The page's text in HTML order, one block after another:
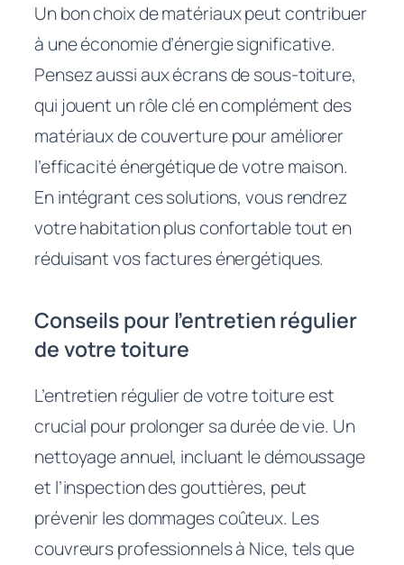
Un bon choix de matériaux peut contribuer
à une économie d’énergie significative.
Pensez aussi aux écrans de sous-toiture,
qui jouent un rôle clé en complément des
matériaux de couverture pour améliorer
l’efficacité énergétique de votre maison.
En intégrant ces solutions, vous rendrez
votre habitation plus confortable tout en
réduisant vos factures énergétiques.
Conseils pour l’entretien régulier
de votre toiture
L’entretien régulier de votre toiture est
crucial pour prolonger sa durée de vie. Un
nettoyage annuel, incluant le démoussage
et l’inspection des gouttières, peut
prévenir les dommages coûteux. Les
couvreurs professionnels à Nice, tels que